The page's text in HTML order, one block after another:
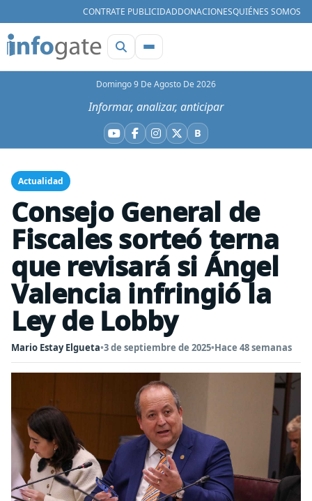
CONTRATE PUBLICIDADDONACIONESQUIÉNES SOMOS
Domingo 9 De Agosto De 2026
Informar, analizar, anticipar
YouTube
Facebook
Instagram
X BBluesky
Actualidad
Consejo General de
Fiscales sorteó terna
que revisará si Ángel
Valencia infringió la
Ley de Lobby
Mario Estay Elgueta•3 de septiembre de 2025•Hace 48 semanas